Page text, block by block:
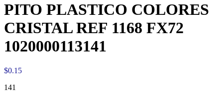
PITO PLASTICO COLORES
CRISTAL REF 1168 FX72
1020000113141
$0.15
141